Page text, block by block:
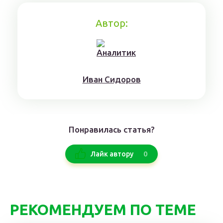
Автор:
Ивaн Сидoрoв
Понравилась статья?
Лайк автору 0
РЕКОМЕНДУЕМ ПО ТЕМЕ